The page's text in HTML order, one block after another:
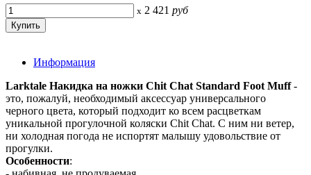
x 2 421 руб
Информация
Larktale Накидка на ножки Chit Chat Standard Foot Muff-
это, пожалуй, необходимый аксессуар универсального
черного цвета, который подходит ко всем расцветкам
уникальной прогулочной коляски Chit Chat. С ним ни ветер,
ни холодная погода не испортят малышу удовольствие от
прогулки.
Особенности: